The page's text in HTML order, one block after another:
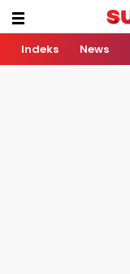
Indeks News